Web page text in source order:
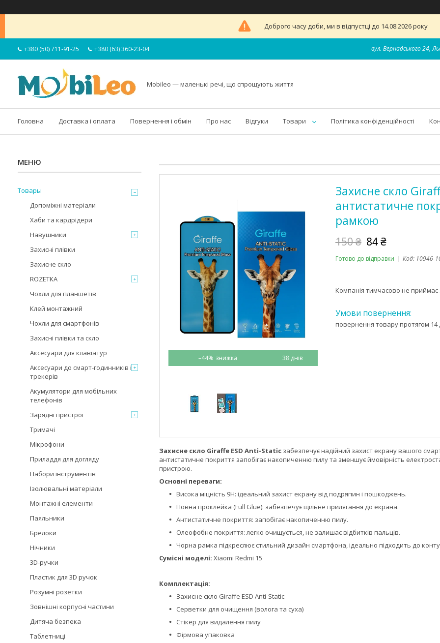
Доброго часу доби, ми в відпустці до 14.08.2026 року
+380 (50) 711-91-25 +380 (63) 360-23-04 вул. Вернадського 24,
Mobileo — маленькі речі, що спрощують життя
Головна Доставка і оплата Повернення і обмін Про нас Відгуки Товари Політика конфіденційності
–44% 38 днів
Захисне скло
антистатичне
рамкою
150 ₴ 84 ₴
Готово до відправки Код: 10946-
Компанія тимчасово не
повернення товару протягом 14
Захисне скло Giraffe ESD Anti-Static забезпечує надійний захист екрану вашого
антистатичне покриття запобігає накопиченню пилу та зменшує ймовірність
пристрою.
Основні переваги:
Висока міцність 9H: ідеальний захист екрану від подряпин і пошкоджень.
Повна проклейка (Full Glue): забезпечує щільне прилягання до екрана.
Антистатичне покриття: запобігає накопиченню пилу.
Олеофобне покриття: легко очищується, не залишає відбитків пальців.
Чорна рамка підкреслює стильний дизайн смартфона, ідеально підходить до
Сумісні моделі: Xiaomi Redmi 15
Комплектація:
Захисне скло Giraffe ESD Anti-Static
Серветки для очищення (волога та суха)
Стікер для видалення пилу
Фірмова упаковка
Товары
Допоміжні матеріали
Хаби та кардрідери
Навушники
Захисні плівки
Захисне скло
ROZETKA
Чохли для планшетів
Клей монтажний
Чохли для смартфонів
Захисні плівки та скло
Аксесуари для клавіатур
Аксесуари до смарт-годинників і
трекерів
Акумулятори для мобільних
телефонів
Зарядні пристрої
Тримачі
Мікрофони
Приладдя для догляду
Набори інструментів
Ізолювальні матеріали
Монтажні елементи
Паяльники
Брелоки
Нічники
3D-ручки
Пластик для 3D ручок
Розумні розетки
Зовнішні корпусні частини
Дитяча безпека
Таблетниці